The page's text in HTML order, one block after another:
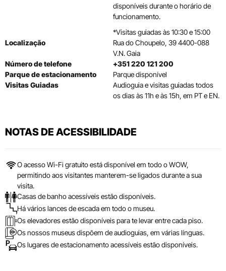
disponíveis durante o horário de
funcionamento.
*Visitas guiadas às 10:30 e 15:00
Localização
Rua do Choupelo, 39 4400-088
V.N. Gaia
Número de telefone
+351 220 121 200
Parque de estacionamento
Parque disponível
Visitas Guiadas
Audioguia e visitas guiadas todos
os dias às 11h e às 15h, em PT e EN.
NOTAS DE ACESSIBILIDADE
O acesso Wi-Fi gratuito está disponível em todo o WOW,
permitindo aos visitantes manterem-se ligados durante a sua
visita.
Casas de banho acessíveis estão disponíveis.
Há vários lances de escada em todo o museu.
Os elevadores estão disponíveis para te levar entre cada piso.
Os nossos museus dispõem de audioguias, em várias línguas.
Os lugares de estacionamento acessíveis estão disponíveis.